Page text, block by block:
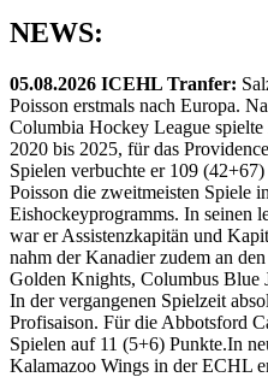
NEWS:
05.08.2026 ICEHL Tranfer:
Poisson erstmals nach Europa.
Columbia Hockey League
2020 bis 2025, für das
Spielen verbuchte er 109
Poisson die zweitmeisten Spiele
Eishockeyprogramms. In seinen
war er Assistenzkapitän und
nahm der Kanadier zudem an
Golden Knights, Columbus Blue
In der vergangenen Spielzeit
Profisaison. Für die Abbotsford
Spielen auf 11 (5+6) Punkte.In
Kalamazoo Wings in der ECHL